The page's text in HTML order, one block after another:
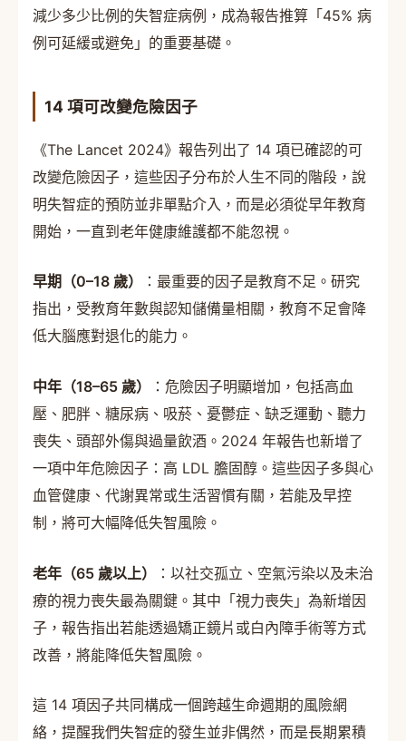
減少多少比例的失智症病例，成為報告推算「45% 病
例可延緩或避免」的重要基礎。
14 項可改變危險因子
《The Lancet 2024》報告列出了 14 項已確認的可
改變危險因子，這些因子分布於人生不同的階段，說
明失智症的預防並非單點介入，而是必須從早年教育
開始，一直到老年健康維護都不能忽視。
早期（0–18 歲）
：最重要的因子是教育不足。研究
指出，受教育年數與認知儲備量相關，教育不足會降
低大腦應對退化的能力。
中年（18–65 歲）
：危險因子明顯增加，包括高血
壓、肥胖、糖尿病、吸菸、憂鬱症、缺乏運動、聽力
喪失、頭部外傷與過量飲酒。2024 年報告也新增了
一項中年危險因子：高 LDL 膽固醇。這些因子多與心
血管健康、代謝異常或生活習慣有關，若能及早控
制，將可大幅降低失智風險。
老年（65 歲以上）
：以社交孤立、空氣污染以及未治
療的視力喪失最為關鍵。其中「視力喪失」為新增因
子，報告指出若能透過矯正鏡片或白內障手術等方式
改善，將能降低失智風險。
這 14 項因子共同構成一個跨越生命週期的風險網
絡，提醒我們失智症的發生並非偶然，而是長期累積